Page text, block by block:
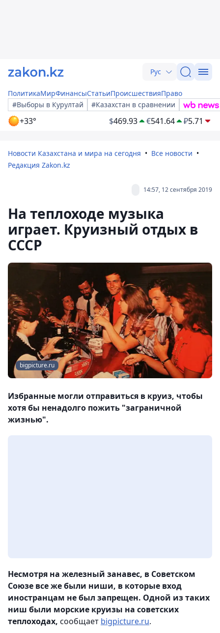
Рус
ПолитикаМирФинансыСтатьиПроисшествияПраво
#Выборы в Курултай
#Казахстан в сравнении
+33° $469.93 €541.64 ₽5.71
Новости Казахстана и мира на сегодня
Все новости
Редакция Zakon.kz
14:57, 12 сентября 2019
На теплоходе музыка
играет. Круизный отдых в
СССР
bigpicture.ru
Избранные могли отправиться в круиз, чтобы
хотя бы ненадолго пожить "заграничной
жизнью".
Несмотря на железный занавес, в Советском
Союзе все же были ниши, в которые вход
иностранцам не был запрещен. Одной из таких
ниш были морские круизы на советских
теплоходах, сообщает bigpicture.ru.